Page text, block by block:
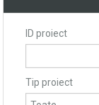
ID proiect
Tip proiect